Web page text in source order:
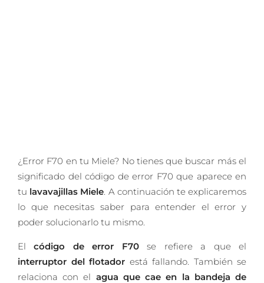
¿Error F70 en tu Miele? No tienes que buscar más el
significado del código de error F70 que aparece en
tu lavavajillas Miele. A continuación te explicaremos
lo que necesitas saber para entender el error y
poder solucionarlo tu mismo.
Elcódigo de error F70se refiere a que el
interruptor del flotador está fallando. También se
relaciona con el agua que cae en la bandeja de